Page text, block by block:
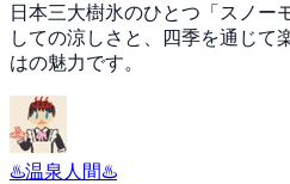
日本三大樹氷のひとつ「スノー
しての涼しさと、四季を通じて
はの魅力です。
♨️温泉人間♨️